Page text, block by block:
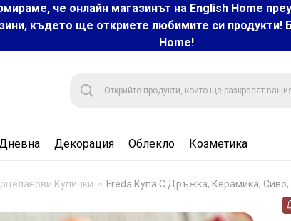
че онлайн магазинът на English Home
където ще откриете любимите си продукти!
Home!
Дневна Декорация Облекло Козметика
Купички Freda Купа С Дръжка, Керамика, Сиво,